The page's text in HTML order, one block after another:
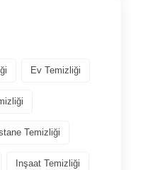
Ev Temizliği
Temizliği
Inşaat Temizliği